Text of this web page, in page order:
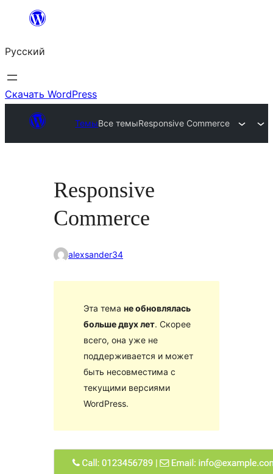
Перейти
содержимому
Русский
Скачать WordPress
ТемыВсе темыResponsive Commerce
Responsive
Commerce
alexsander34
Эта тема не обновлялась
больше двух лет. Скорее
всего, она уже не
поддерживается и может
быть несовместима с
текущими версиями
WordPress.